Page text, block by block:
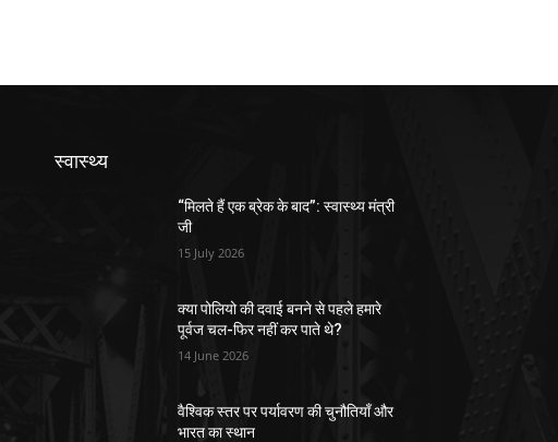
स्वास्थ्य
“मिलते हैं एक ब्रेक के बाद”: स्वास्थ्य मंत्री
जी
15 July 2026
क्या पोलियो की दवाई बनने से पहले हमारे
पूर्वज चल-फिर नहीं कर पाते थे?
14 June 2026
वैश्विक स्तर पर पर्यावरण की चुनौतियाँ और
भारत का स्थान